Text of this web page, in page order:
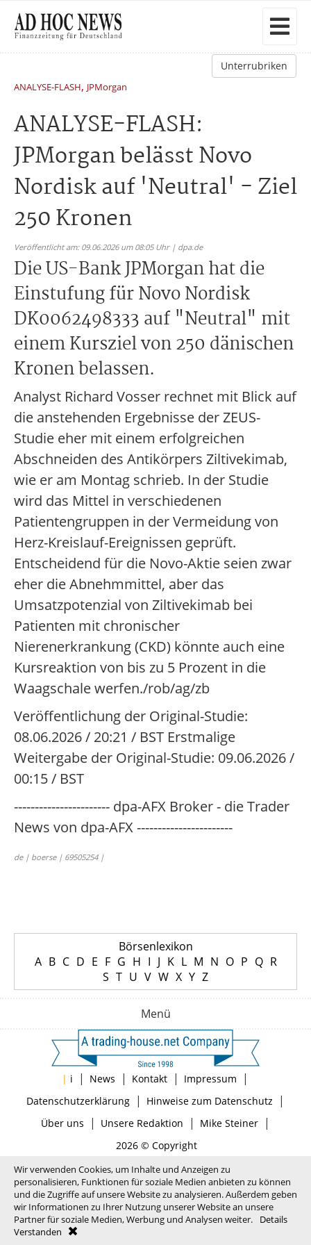
Unterrubriken
ANALYSE-FLASH, JPMorgan
ANALYSE-FLASH:
JPMorgan belässt Novo
Nordisk auf 'Neutral' - Ziel
250 Kronen
Veröffentlicht am: 09.06.2026 um 08:05 Uhr | dpa.de
Die US-Bank JPMorgan hat die
Einstufung für Novo Nordisk
DK0062498333 auf "Neutral" mit
einem Kursziel von 250 dänischen
Kronen belassen.
Analyst Richard Vosser rechnet mit Blick auf
die anstehenden Ergebnisse der ZEUS-
Studie eher mit einem erfolgreichen
Abschneiden des Antikörpers Ziltivekimab,
wie er am Montag schrieb. In der Studie
wird das Mittel in verschiedenen
Patientengruppen in der Vermeidung von
Herz-Kreislauf-Ereignissen geprüft.
Entscheidend für die Novo-Aktie seien zwar
eher die Abnehmmittel, aber das
Umsatzpotenzial von Ziltivekimab bei
Patienten mit chronischer
Nierenerkrankung (CKD) könnte auch eine
Kursreaktion von bis zu 5 Prozent in die
Waagschale werfen./rob/ag/zb
Veröffentlichung der Original-Studie:
08.06.2026 / 20:21 / BST Erstmalige
Weitergabe der Original-Studie: 09.06.2026 /
00:15 / BST
----------------------- dpa-AFX Broker - die Trader
News von dpa-AFX -----------------------
de | boerse | 69505254 |
Börsenlexikon
A B C D E F G H I J K L M N O P Q R
S T U V W X Y Z
Menü
| i | News | Kontakt | Impressum |
Datenschutzerklärung| Hinweise zum Datenschutz |
Über uns | Unsere Redaktion | Mike Steiner|
2026 © Copyright
Wir verwenden Cookies, um Inhalte und Anzeigen zu
personalisieren, Funktionen für soziale Medien anbieten zu können
und die Zugriffe auf unsere Website zu analysieren. Außerdem geben
wir Informationen zu Ihrer Nutzung unserer Website an unsere
Partner für soziale Medien, Werbung und Analysen weiter.
Details
Verstanden